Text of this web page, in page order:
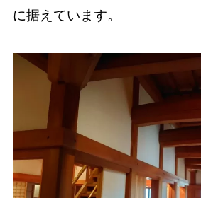
に据えています。